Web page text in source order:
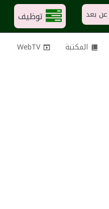
عن بعد
توظيف
المكتبة
WebTV